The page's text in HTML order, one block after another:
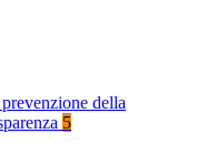
della
5